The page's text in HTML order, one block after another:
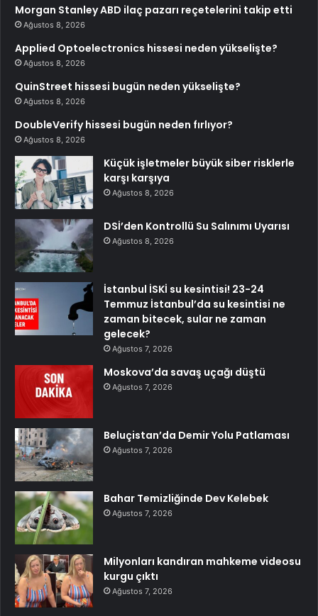
Morgan Stanley ABD ilaç pazarı reçetelerini takip etti
Ağustos 8, 2026
Applied Optoelectronics hissesi neden yükselişte?
Ağustos 8, 2026
QuinStreet hissesi bugün neden yükselişte?
Ağustos 8, 2026
DoubleVerify hissesi bugün neden fırlıyor?
Ağustos 8, 2026
Küçük işletmeler büyük siber risklerle
karşı karşıya
Ağustos 8, 2026
DSİ’den Kontrollü Su Salınımı Uyarısı
Ağustos 8, 2026
İstanbul İSKİ su kesintisi! 23-24
Temmuz İstanbul’da su kesintisi ne
zaman bitecek, sular ne zaman
gelecek?
Ağustos 7, 2026
Moskova’da savaş uçağı düştü
Ağustos 7, 2026
Beluçistan’da Demir Yolu Patlaması
Ağustos 7, 2026
Bahar Temizliğinde Dev Kelebek
Ağustos 7, 2026
Milyonları kandıran mahkeme videosu
kurgu çıktı
Ağustos 7, 2026